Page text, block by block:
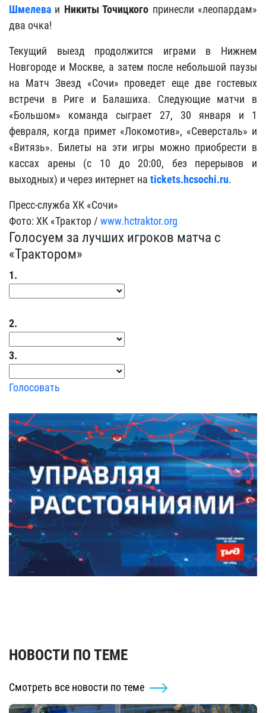
Шмелева и Никиты Точицкого принесли «леопардам»
два очка!
Текущий выезд продолжится играми в Нижнем
Новгороде и Москве, а затем после небольшой паузы
на Матч Звезд «Сочи» проведет еще две гостевых
встречи в Риге и Балашиха. Следующие матчи в
«Большом» команда сыграет 27, 30 января и 1
февраля, когда примет «Локомотив», «Северсталь» и
«Витязь». Билеты на эти игры можно приобрести в
кассах арены (с 10 до 20:00, без перерывов и
выходных) и через интернет на tickets.hcsochi.ru.
Пресс-служба ХК «Сочи»
Фото: ХК «Трактор / www.hctraktor.org
Голосуем за лучших игроков матча с
«Трактором»
1.
2.
3.
Голосовать
НОВОСТИ ПО ТЕМЕ
Смотреть все новости по теме